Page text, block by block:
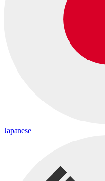
Japanese